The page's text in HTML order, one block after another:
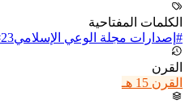
الكلمات المفتاحية
# إصدارات مجلة الوعي الإسلامي23
القرن
القرن 15 هـ